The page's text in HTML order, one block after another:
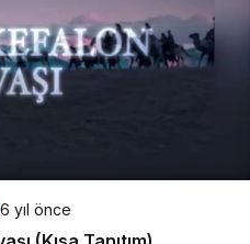
6 yıl önce